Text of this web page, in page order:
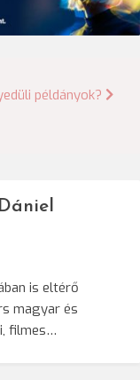
példányok?
is eltérő
magyar és
filmes…